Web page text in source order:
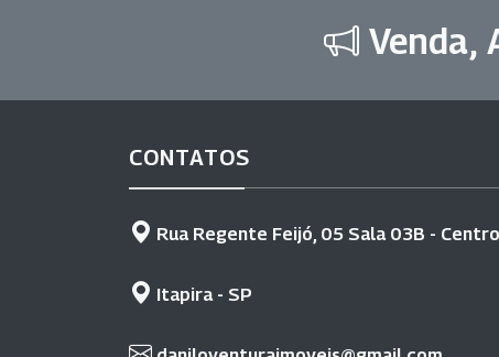
Venda,
CONTATOS
Rua Regente Feijó, 05 Sala 03B - Centro
Itapira - SP